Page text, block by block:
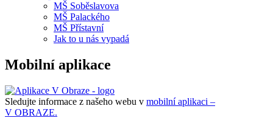
MŠ Soběslavova
MŠ Palackého
MŠ Přístavní
Jak to u nás vypadá
Mobilní aplikace
Sledujte informace z našeho webu v mobilní aplikaci –
V OBRAZE.